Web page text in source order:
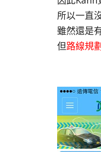
所以一直
雖然還是
但路線規